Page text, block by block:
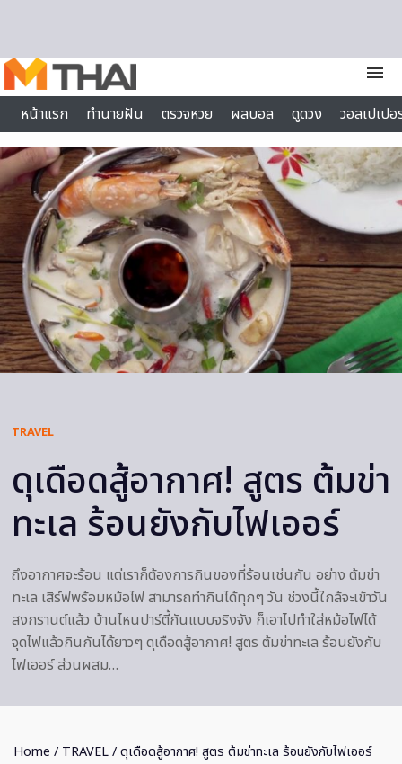
menu
หน้าแรก
ทำนายฝัน ตรวจหวย ผลบอล ดูดวง
วอลเปเป
ไลฟ์สไตล์
TRAVEL
ดุเดือดสู้อากาศ! สูตร ต้มข่า
ทะเล ร้อนยังกับไฟเออร์
ถึงอากาศจะร้อน แต่เราก็ต้องการกินของที่ร้อนเช่นกัน อย่าง ต้มข่า
ทะเล เสิร์ฟพร้อมหม้อไฟ สามารถทำกินได้ทุกๆ วัน ช่วงนี้ใกล้จะเข้าวัน
สงกรานต์แล้ว บ้านไหนปาร์ตี้กันแบบจริงจัง ก็เอาไปทำใส่หม้อไฟได้
จุดไฟแล้วกินกันได้ยาวๆ ดุเดือดสู้อากาศ! สูตร ต้มข่าทะเล ร้อนยังกับ
ไฟเออร์ ส่วนผสม…
Home / TRAVEL/ ดุเดือดสู้อากาศ! สูตร ต้มข่าทะเล ร้อนยังกับไฟเออร์